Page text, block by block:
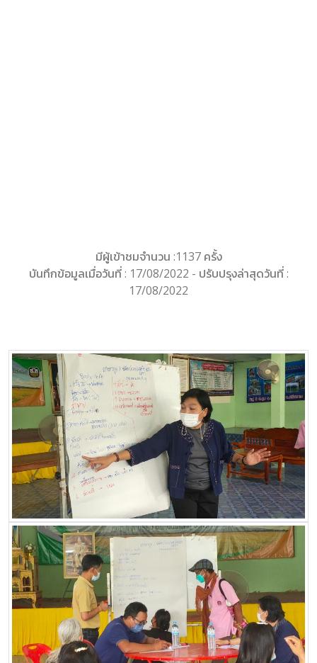
มีผู้เข้าชมจำนวน :1137 ครั้ง
บันทึกข้อมูลเมื่อวันที่ : 17/08/2022 - ปรับปรุงล่าสุดวันที่ :
17/08/2022